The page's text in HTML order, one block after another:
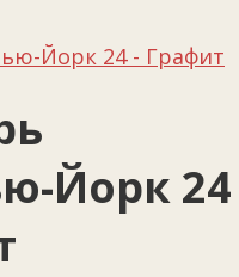
Йорк 24 - Графит
Йорк 24